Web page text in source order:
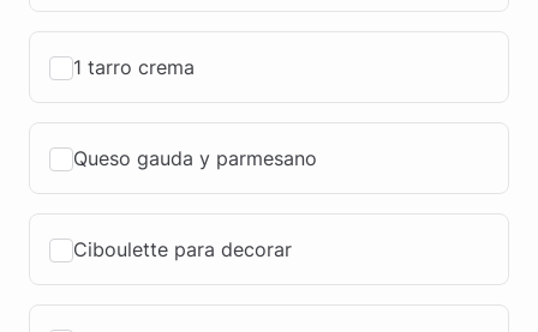
1 tarro crema
Queso gauda y parmesano
Ciboulette para decorar